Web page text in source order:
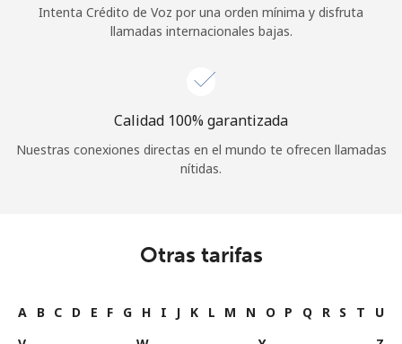
Intenta Crédito de Voz por una orden mínima y disfruta
llamadas internacionales bajas.
Calidad 100% garantizada
Nuestras conexiones directas en el mundo te ofrecen llamadas
nítidas.
Otras tarifas
A B C D E F G H I J K L M N O P Q R S T
U